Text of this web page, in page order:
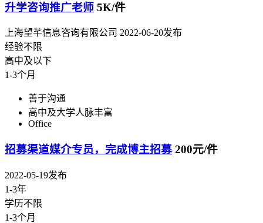
升学咨询推广老师 5K/件
上海望芊信息咨询有限公司 2022-06-20发布
经验不限
高中及以下
1-3个月
善于沟通
高中及大学人脉丰富
Office
招募渠道媒介专员，完成博主招募 200元/件
2022-05-19发布
1-3年
学历不限
1-3个月